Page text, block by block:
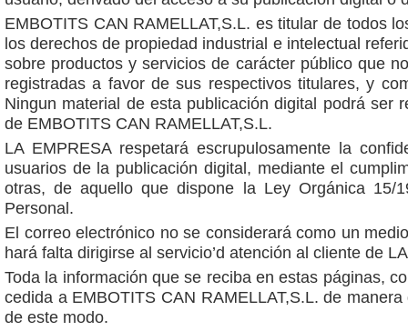
EMBOTITS CAN RAMELLAT,S.L. es titular de todos
los derechos de propiedad industrial e intelectual
sobre productos y servicios de carácter público que
registradas a favor de sus respectivos titulares, y
Ningun material de esta publicación digital podrá ser
de EMBOTITS CAN RAMELLAT,S.L.
LA EMPRESA respetará escrupulosamente la
usuarios de la publicación digital, mediante el
otras, de aquello que dispone la Ley Orgánica
Personal.
El correo electrónico no se considerará como un
hará falta dirigirse al servicio’d atención al cliente de
Toda la información que se reciba en estas páginas,
cedida a EMBOTITS CAN RAMELLAT,S.L. de
de este modo.